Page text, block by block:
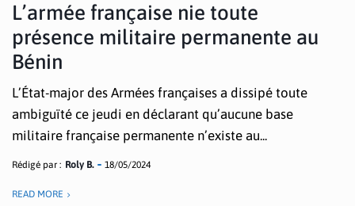
L’armée française nie toute
présence militaire permanente au
Bénin
L’État-major des Armées françaises a dissipé toute
ambiguïté ce jeudi en déclarant qu’aucune base
militaire française permanente n’existe au...
Rédigé par : Roly B. 18/05/2024
READ MORE